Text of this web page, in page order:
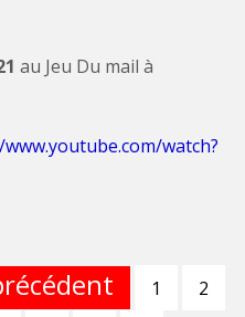
au Jeu Du mail à
watch?
1
2